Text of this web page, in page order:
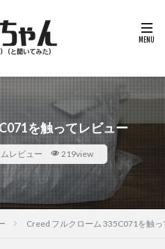
を触ってレビュー
レビュー 219view
Creed フルクローム 335C071を触